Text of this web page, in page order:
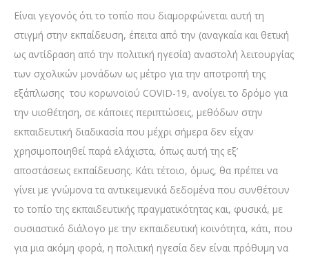
Είναι γεγονός ότι το τοπίο που διαμορφώνεται αυτή τη
στιγμή στην εκπαίδευση, έπειτα από την (αναγκαία και θετική
ως αντίδραση από την πολιτική ηγεσία) αναστολή λειτουργίας
των σχολικών μονάδων ως μέτρο για την αποτροπή της
εξάπλωσης του κορωνοϊού COVID-19, ανοίγει το δρόμο για
την υιοθέτηση, σε κάποιες περιπτώσεις, μεθόδων στην
εκπαιδευτική διαδικασία που μέχρι σήμερα δεν είχαν
χρησιμοποιηθεί παρά ελάχιστα, όπως αυτή της εξ’
αποστάσεως εκπαίδευσης. Κάτι τέτοιο, όμως, θα πρέπει να
γίνει με γνώμονα τα αντικειμενικά δεδομένα που συνθέτουν
το τοπίο της εκπαιδευτικής πραγματικότητας και, φυσικά, με
ουσιαστικό διάλογο με την εκπαιδευτική κοινότητα, κάτι, που
για μια ακόμη φορά, η πολιτική ηγεσία δεν είναι πρόθυμη να